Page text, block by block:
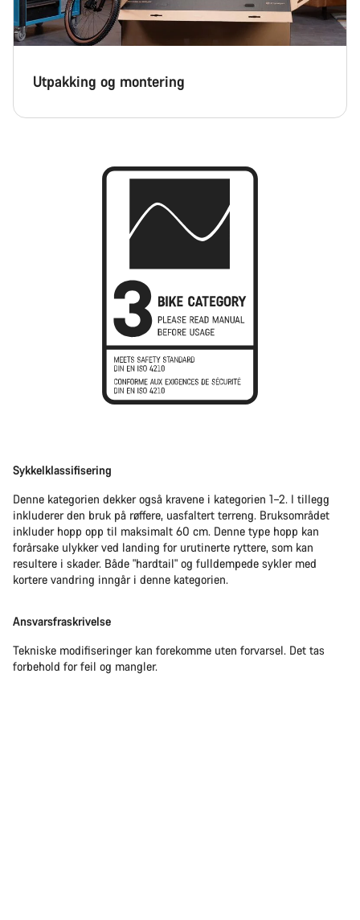
Utpakking og montering
Sykkelklassifisering
Denne kategorien dekker også kravene i kategorien 1–2. I tillegg
inkluderer den bruk på røffere, uasfaltert terreng. Bruksområdet
inkluder hopp opp til maksimalt 60 cm. Denne type hopp kan
forårsake ulykker ved landing for urutinerte ryttere, som kan
resultere i skader. Både "hardtail" og fulldempede sykler med
kortere vandring inngår i denne kategorien.
Ansvarsfraskrivelse
Tekniske modifiseringer kan forekomme uten forvarsel. Det tas
forbehold for feil og mangler.